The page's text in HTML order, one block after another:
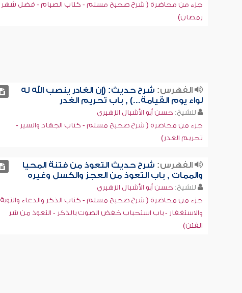
جزء من محاضرة ( شرح صحيح مسلم - كتاب الصيام - فضل شهر
رمضان)
الفهرس: شرح حديث: (إن الغادر ينصب الله له
لواء يوم القيامة...) , باب تحريم الغدر
للشيخ: حسن أبو الأشبال الزهيري
جزء من محاضرة ( شرح صحيح مسلم - كتاب الجهاد والسير -
تحريم الغدر)
الفهرس: شرح حديث التعوذ من فتنة المحيا
والممات , باب التعوذ من العجز والكسل وغيره
للشيخ: حسن أبو الأشبال الزهيري
جزء من محاضرة ( شرح صحيح مسلم - كتاب الذكر والدعاء والتوبة
والاستغفار - باب استحباب خفض الصوت بالذكر - التعوذ من شر
الفتن)